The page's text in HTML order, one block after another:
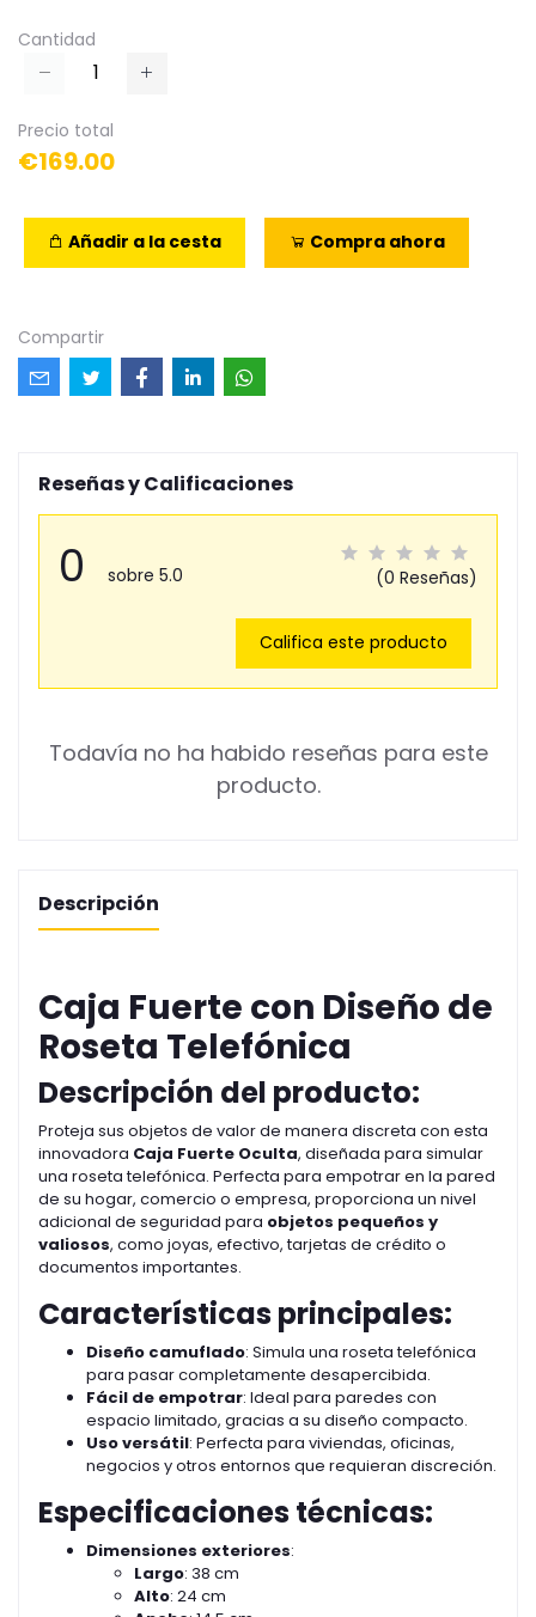
Cantidad
Precio total
€169.00
Añadir a la cesta Compra ahora
Compartir
Reseñas y Calificaciones
0 sobre 5.0 (0 Reseñas)
Califica este producto
Todavía no ha habido reseñas para este
producto.
Descripción
Caja Fuerte con Diseño de
Roseta Telefónica
Descripción del producto:
Proteja sus objetos de valor de manera discreta con esta
innovadora Caja Fuerte Oculta, diseñada para simular
una roseta telefónica. Perfecta para empotrar en la pared
de su hogar, comercio o empresa, proporciona un nivel
adicional de seguridad para objetos pequeños y
valiosos, como joyas, efectivo, tarjetas de crédito o
documentos importantes.
Características principales:
Diseño camuflado: Simula una roseta telefónica
para pasar completamente desapercibida.
Fácil de empotrar: Ideal para paredes con
espacio limitado, gracias a su diseño compacto.
Uso versátil: Perfecta para viviendas, oficinas,
negocios y otros entornos que requieran discreción.
Especificaciones técnicas:
Dimensiones exteriores:
Largo: 38 cm
Alto: 24 cm